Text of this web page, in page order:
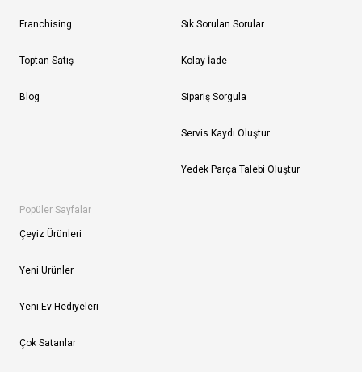
Franchising
Toptan Satış
Blog
Sık Sorulan Sorular
Kolay İade
Sipariş Sorgula
Servis Kaydı Oluştur
Yedek Parça Talebi Oluştur
Popüler Sayfalar
Çeyiz Ürünleri
Yeni Ürünler
Yeni Ev Hediyeleri
Çok Satanlar